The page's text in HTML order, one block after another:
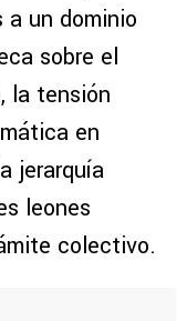
a un dominio
sobre el
la tensión
en
jerarquía
leones
colectivo.